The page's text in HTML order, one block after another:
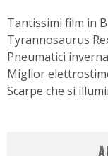
Tantissimi film in
Tyrannosaurus
Pneumatici
Miglior
Scarpe che si